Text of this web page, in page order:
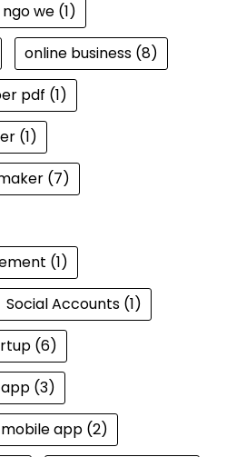
ngo we(1)
online business(8)
pdf (1)
(1)
(7)
(1)
Social Accounts(1)
(6)
(3)
mobile app(2)